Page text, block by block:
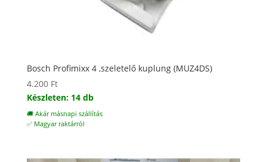
Bosch Profimixx 4 ,szeletelő kuplung (MUZ4DS)
4.200 Ft
Készleten: 14 db
🚚 Akár másnapi szállítás
✅ Magyar raktárról